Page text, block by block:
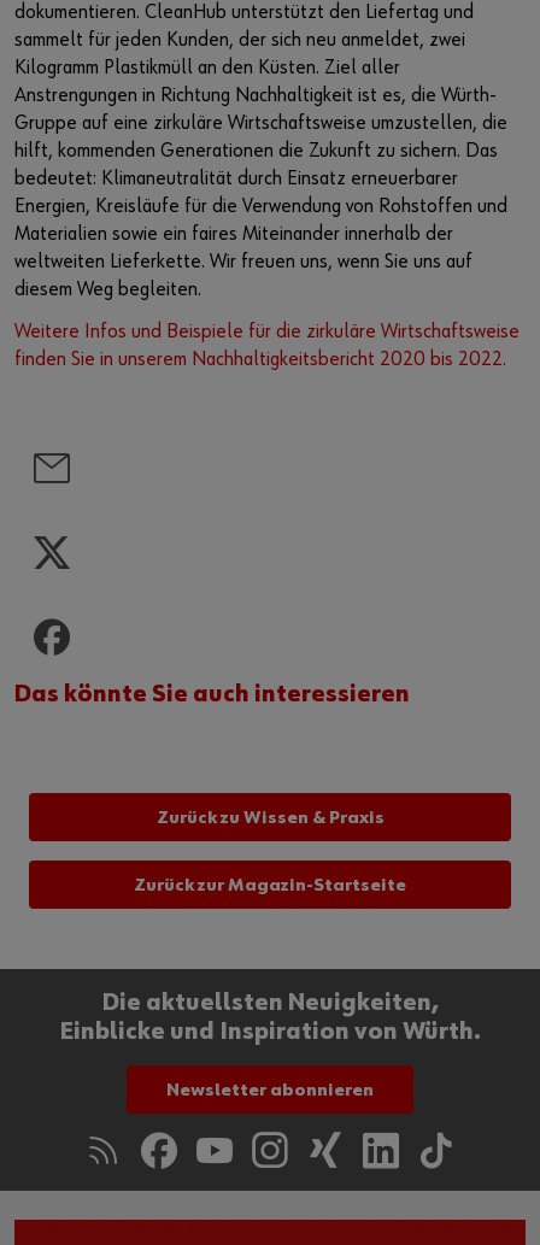
dokumentieren. CleanHub unterstützt den Liefertag und
sammelt für jeden Kunden, der sich neu anmeldet, zwei
Kilogramm Plastikmüll an den Küsten. Ziel aller
Anstrengungen in Richtung Nachhaltigkeit ist es, die Würth-
Gruppe auf eine zirkuläre Wirtschaftsweise umzustellen, die
hilft, kommenden Generationen die Zukunft zu sichern. Das
bedeutet: Klimaneutralität durch Einsatz erneuerbarer
Energien, Kreisläufe für die Verwendung von Rohstoffen und
Materialien sowie ein faires Miteinander innerhalb der
weltweiten Lieferkette. Wir freuen uns, wenn Sie uns auf
diesem Weg begleiten.
Weitere Infos und Beispiele für die zirkuläre Wirtschaftsweise
finden Sie in unserem Nachhaltigkeitsbericht 2020 bis 2022.
Das könnte Sie auch interessieren
Zurück zu Wissen & Praxis
Zurück zur Magazin-Startseite
Die aktuellsten Neuigkeiten,
Einblicke und Inspiration von Würth.
Newsletter abonnieren